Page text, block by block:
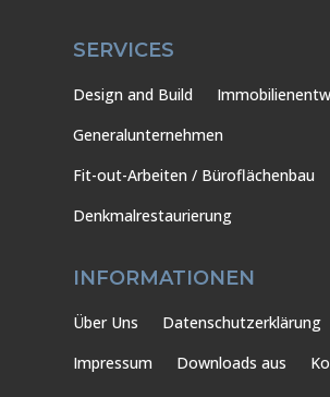
SERVICES
Design and Build
Generalunternehmen
Fit-out-Arbeiten / Büroflächenbau
Denkmalrestaurierung
INFORMATIONEN
Über Uns
Datenschutzerklärung
Impressum
Downloads aus